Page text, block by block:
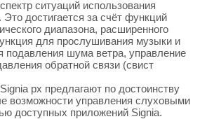
ситуаций использования
достигается за счёт функций
диапазона, расширенного
для прослушивания музыки и
подавления шума ветра, управление
обратной связи (свист
px предлагают по достоинству
возможности управления слуховыми
доступных приложений Signia.